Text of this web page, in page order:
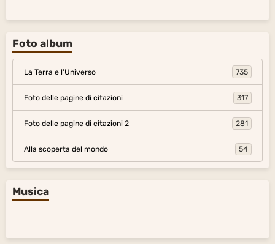
Foto album
La Terra e l'Universo 735
Foto delle pagine di citazioni 317
Foto delle pagine di citazioni 2 281
Alla scoperta del mondo 54
Musica